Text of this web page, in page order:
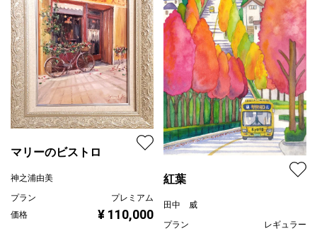
マリーのビストロ
神之浦由美
プラン
プレミアム
価格
¥ 110,000
紅葉
田中 威
プラン
レギュラー